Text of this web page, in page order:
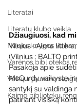
Literatai
Literatų klubo veikla
Naujos knygos
Varėnos bibliotekos
Vaikų ir jaunimo
Kaimo bibliotekų
Džiaugiuosi, kad
Vilnius : Alma
(Vilnius : BALTO
Pasakoja apie
McCurdy vaikystę
santykį su valdinga
patiriant visišką